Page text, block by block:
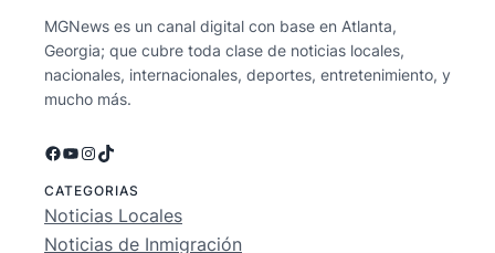
MGNews es un canal digital con base en Atlanta,
Georgia; que cubre toda clase de noticias locales,
nacionales, internacionales, deportes, entretenimiento, y
mucho más.
Facebook
YouTube
Instagram
TikTok
CATEGORIAS
Noticias Locales
Noticias de Inmigración